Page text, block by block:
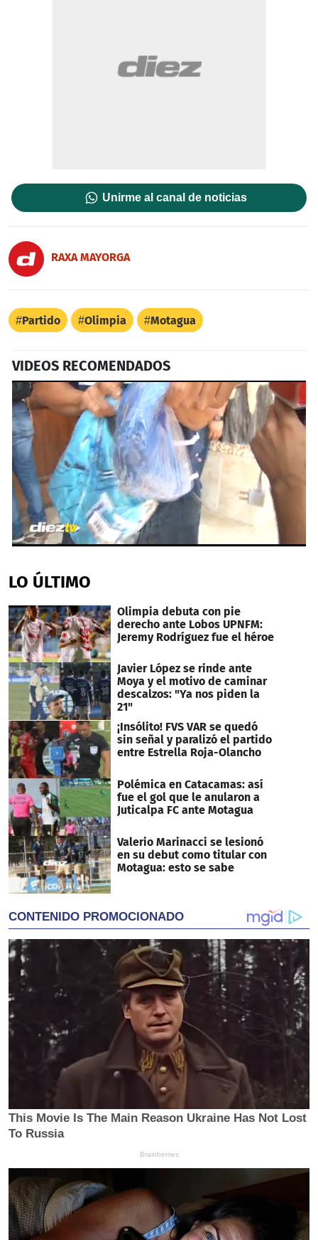
Unirme al canal de noticias
RAXA MAYORGA
Partido Olimpia Motagua
VIDEOS RECOMENDADOS
of
21
Próximo
LO ÚLTIMO
Olimpia debuta con pie
derecho ante Lobos UPNFM:
Jeremy Rodríguez fue el héroe
Javier López se rinde ante
Moya y el motivo de caminar
descalzos: "Ya nos piden la
21"
¡Insólito! FVS VAR se quedó
sin señal y paralizó el partido
entre Estrella Roja-Olancho
Polémica en Catacamas: así
fue el gol que le anularon a
Juticalpa FC ante Motagua
Valerio Marinacci se lesionó
en su debut como titular con
Motagua: esto se sabe